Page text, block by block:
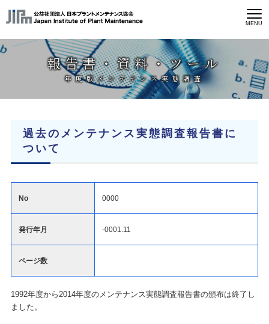
MENU
報告書・資料・ツール
年度版メンテナンス実態調査
過去のメンテナンス実態調査報告書に
ついて
No 0000
発行年月 -0001.11
ページ数
1992年度から2014年度のメンテナンス実態調査報告書の頒布は終了し
ました。